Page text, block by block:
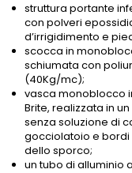
struttura portante
con polveri
d’irrigidimento e
scocca in
schiumata con
(40Kg/mc);
vasca monoblocco
Brite, realizzata in
senza soluzione di
gocciolatoio e bordi
dello sporco;
un tubo di alluminio